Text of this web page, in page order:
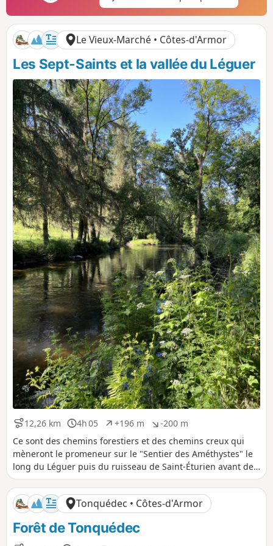
f
f
Le Vieux-Marché • Côtes-d'Armor
Les Sept-Saints et la vallée du Léguer
12,26 km
D
i
s
t
a
n
c
e
4h 05
D
u
r
é
e
+196 m
D
é
n
i
v
e
l
é
p
o
-200 m
D
é
n
i
v
e
l
é
n
Ce sont des chemins forestiers et des chemins creux qui
mèneront le promeneur sur le "Sentier des Améthystes" le
long du Léguer puis du ruisseau de Saint-Éturien avant de
découvrir un hêtre multicentenaire. Le départ et l'arrivée se
font à la Chapelle des Sept-Saints : haut lieu de l'amitié
entre islam et chrétienté.Tonquédec • Côtes-d'Armor
Forêt de Tonquédec